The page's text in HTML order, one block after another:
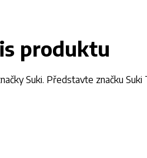
produktu
Suki. Představte značku